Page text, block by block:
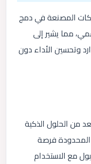
المصنعة في دمج
مما يشير إلى
وتحسين الأداء دون
من الحلول الذكية
المحدودة فرصة
مع الاستخدام